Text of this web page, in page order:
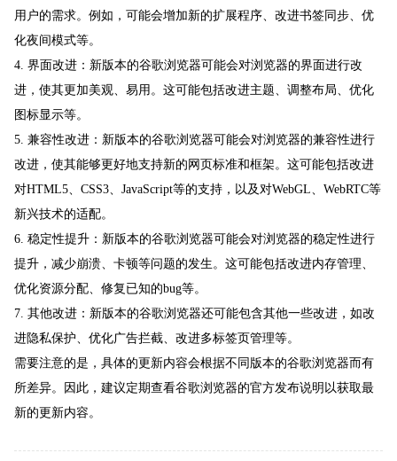
用户的需求。例如，可能会增加新的扩展程序、改进书签同步、优
化夜间模式等。
4. 界面改进：新版本的谷歌浏览器可能会对浏览器的界面进行改
进，使其更加美观、易用。这可能包括改进主题、调整布局、优化
图标显示等。
5. 兼容性改进：新版本的谷歌浏览器可能会对浏览器的兼容性进行
改进，使其能够更好地支持新的网页标准和框架。这可能包括改进
对HTML5、CSS3、JavaScript等的支持，以及对WebGL、WebRTC等
新兴技术的适配。
6. 稳定性提升：新版本的谷歌浏览器可能会对浏览器的稳定性进行
提升，减少崩溃、卡顿等问题的发生。这可能包括改进内存管理、
优化资源分配、修复已知的bug等。
7. 其他改进：新版本的谷歌浏览器还可能包含其他一些改进，如改
进隐私保护、优化广告拦截、改进多标签页管理等。
需要注意的是，具体的更新内容会根据不同版本的谷歌浏览器而有
所差异。因此，建议定期查看谷歌浏览器的官方发布说明以获取最
新的更新内容。